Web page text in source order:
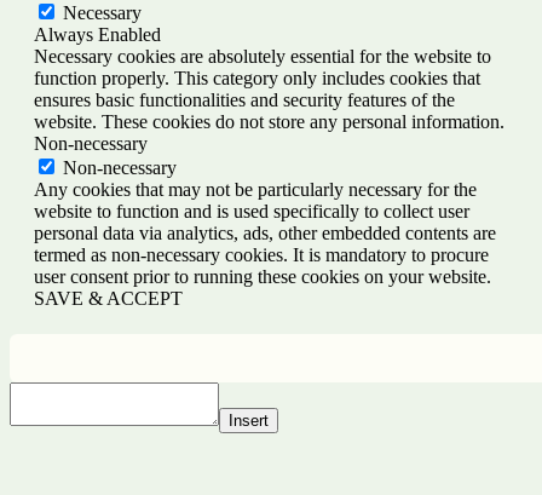
Necessary
Always Enabled
Necessary cookies are absolutely essential for the website to
function properly. This category only includes cookies that
ensures basic functionalities and security features of the
website. These cookies do not store any personal information.
Non-necessary
Non-necessary
Any cookies that may not be particularly necessary for the
website to function and is used specifically to collect user
personal data via analytics, ads, other embedded contents are
termed as non-necessary cookies. It is mandatory to procure
user consent prior to running these cookies on your website.
SAVE & ACCEPT
Insert